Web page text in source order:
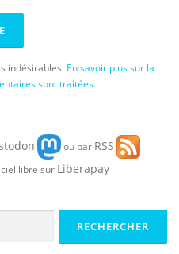
indésirables. En savoir plus sur la
sont traitées.
ou par RSS
libre sur Liberapay